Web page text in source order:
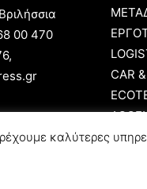
00 470
CAR
καλύτερες